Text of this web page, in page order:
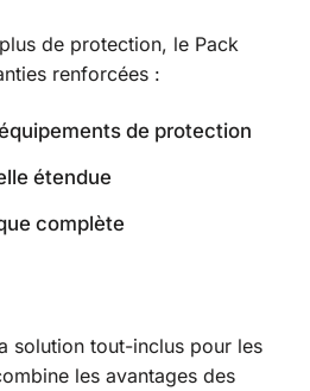
de protection, le Pack
renforcées :
de protection
étendue
complète
solution tout-inclus pour les
les avantages des